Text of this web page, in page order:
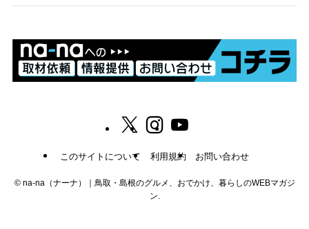
このサイトについて 利用規約 お問い合わせ
©na-na（ナーナ）｜鳥取・島根のグルメ、おでかけ、暮らしのWEBマガジ
ン.